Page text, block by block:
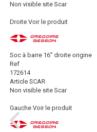
Non visible site Scar
Droite Voir le produit
Soc à barre 16'' droite origine
Ref
172614
Article SCAR
Non visible site Scar
Gauche Voir le produit